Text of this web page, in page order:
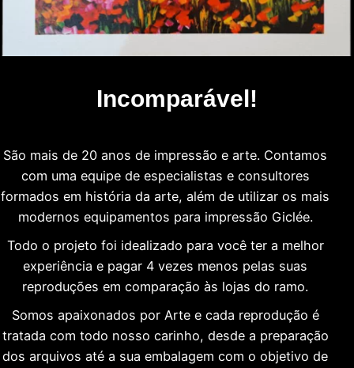
Incomparável!
São mais de 20 anos de impressão e arte. Contamos
com uma equipe de especialistas e consultores
formados em história da arte, além de utilizar os mais
modernos equipamentos para impressão Giclée.
Todo o projeto foi idealizado para você ter a melhor
experiência e pagar 4 vezes menos pelas suas
reproduções em comparação às lojas do ramo.
Somos apaixonados por Arte e cada reprodução é
tratada com todo nosso carinho, desde a preparação
dos arquivos até a sua embalagem com o objetivo de